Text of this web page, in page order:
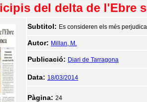
del delta de l'Ebre
Subtitol: Es consideren els més
Autor: Millan, M.
Publicació: Diari de Tarragona
Data: 18/03/2014
Pàgina: 24